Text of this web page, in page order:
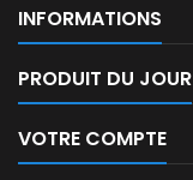
INFORMATIONS
PRODUIT DU JOUR
VOTRE COMPTE